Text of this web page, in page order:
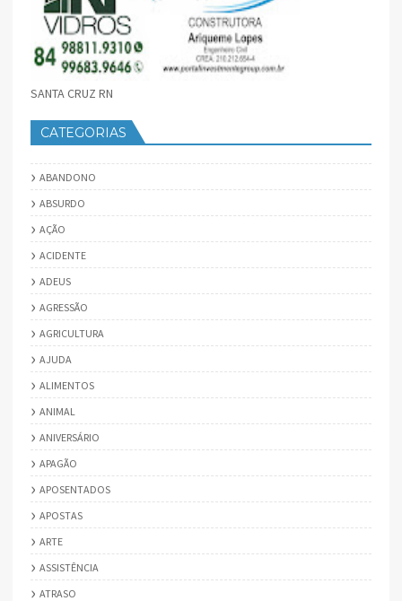
SANTA CRUZ RN
CATEGORIAS
ABANDONO
ABSURDO
AÇÃO
ACIDENTE
ADEUS
AGRESSÃO
AGRICULTURA
AJUDA
ALIMENTOS
ANIMAL
ANIVERSÁRIO
APAGÃO
APOSENTADOS
APOSTAS
ARTE
ASSISTÊNCIA
ATRASO